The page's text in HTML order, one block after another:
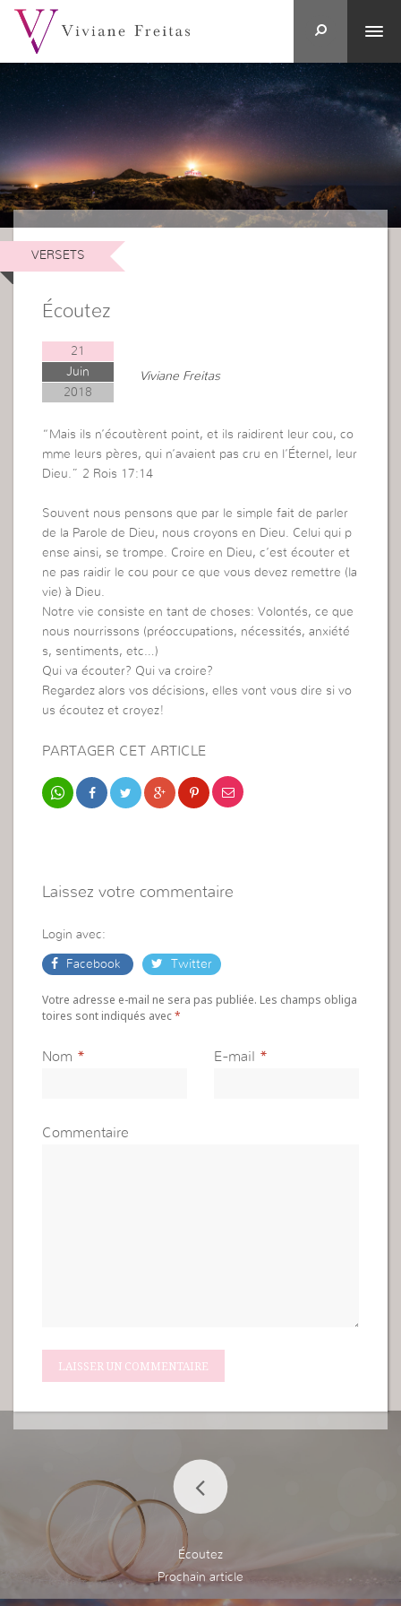
VERSETS
Écoutez
21
Juin
2018
Viviane Freitas
“Mais ils n’écoutèrent point, et ils raidirent leur cou, co
mme leurs pères, qui n’avaient pas cru en l’Éternel, leur
Dieu.” 2 Rois 17:14
Souvent nous pensons que par le simple fait de parler
de la Parole de Dieu, nous croyons en Dieu. Celui qui p
ense ainsi, se trompe. Croire en Dieu, c’est écouter et
ne pas raidir le cou pour ce que vous devez remettre (la
vie) à Dieu.
Notre vie consiste en tant de choses: Volontés, ce que
nous nourrissons (préoccupations, nécessités, anxiété
s, sentiments, etc…)
Qui va écouter? Qui va croire?
Regardez alors vos décisions, elles vont vous dire si vo
us écoutez et croyez!
PARTAGER CET ARTICLE
Laissez votre commentaire
Login avec:
Facebook Twitter
Votre adresse e-mail ne sera pas publiée. Les champs obliga
toires sont indiqués avec*
Nom * E-mail *
Commentaire
Écoutez